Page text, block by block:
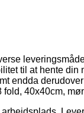
til at hente din
endda
40x40cm,